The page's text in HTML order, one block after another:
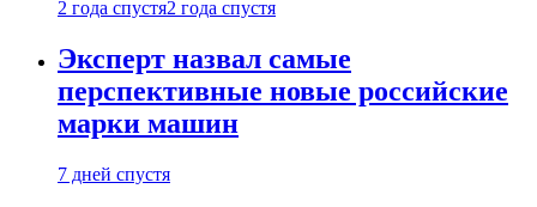
2 года спустя2 года спустя
Эксперт назвал самые
перспективные новые российские
марки машин
7 дней спустя